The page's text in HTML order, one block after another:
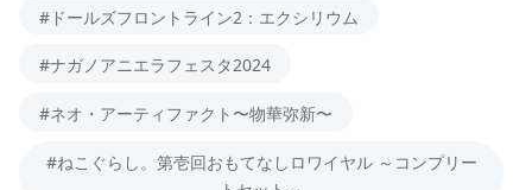
#ドールズフロントライン2：エクシリウム
#ナガノアニエラフェスタ2024
#ネオ・アーティファクト〜物華弥新〜
#ねこぐらし。第壱回おもてなしロワイヤル ～コンプリー